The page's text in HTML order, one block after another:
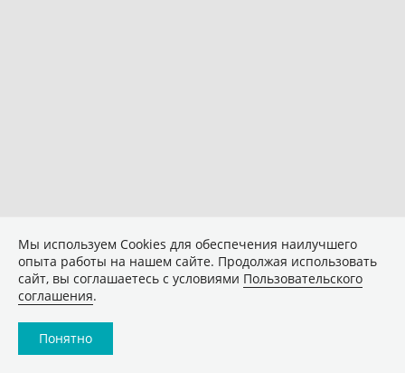
Мы используем Сookies для обеспечения наилучшего
опыта работы на нашем сайте. Продолжая использовать
сайт, вы соглашаетесь с условиями Пользовательского
соглашения.
Понятно